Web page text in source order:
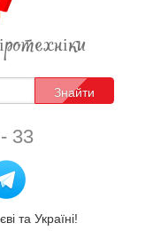
Знайти
33
та Україні!